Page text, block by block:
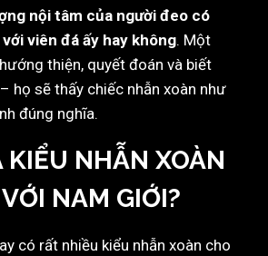
nội tâm của người đeo có
viên đá ấy hay không. Một
thiện, quyết đoán và biết
họ sẽ thấy chiếc nhẫn xoàn như
đúng nghĩa.
NHẪN XOÀN
NAM GIỚI?
có rất nhiều kiểu nhẫn xoàn cho